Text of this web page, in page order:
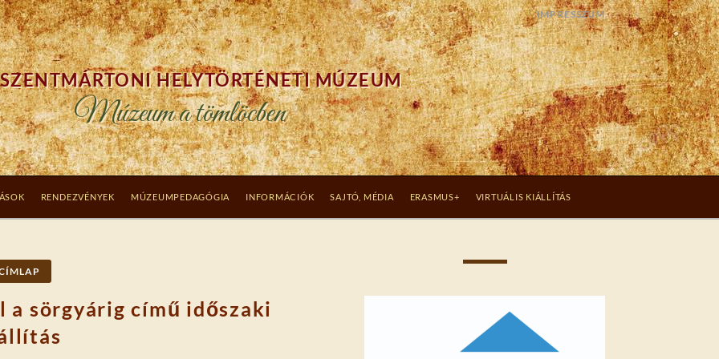
IMPRESSZUM
HELYTÖRTÉNETI MÚZEUM
Múzeum a tömlöcben
RENDEZVÉNYEK MÚZEUMPEDAGÓGIA INFORMÁCIÓK SAJTÓ, MÉDIA ERASMUS+ VIRTUÁLIS KIÁLLÍTÁS
a sörgyárig című időszaki